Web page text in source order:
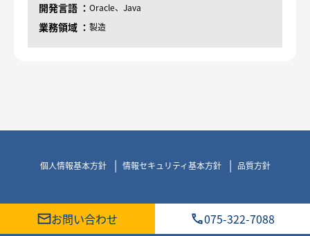
開発言語 Oracle、Java
業務領域 製造
個人情報基本方針 情報セキュリティ基本方針 品質方針
お問い合わせ 075-322-7088